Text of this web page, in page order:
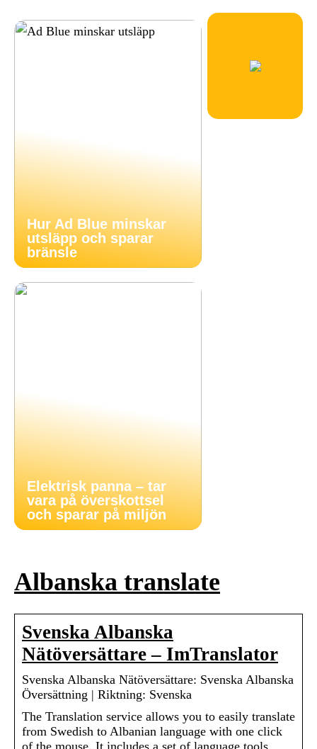
Hur Ad Blue minskar
utsläpp och sparar
bränsle
Elektrisk panna – tar
vara på överskottsel
och sparar på miljön
Albanska translate
Svenska Albanska
Nätöversättare – ImTranslator
Svenska Albanska Nätöversättare: Svenska Albanska
Översättning | Riktning: Svenska
The Translation service allows you to easily translate
from Swedish to Albanian language with one click